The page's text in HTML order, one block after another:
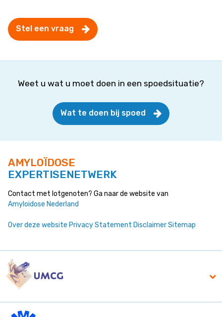
Stel een vraag
Weet u wat u moet doen in een spoedsituatie?
Wat te doen bij spoed
AMYLOÏDOSE
EXPERTISENETWERK
Contact met lotgenoten? Ga naar de website van
Amyloidose Nederland
Over deze website Privacy Statement DisclaimerSitemap